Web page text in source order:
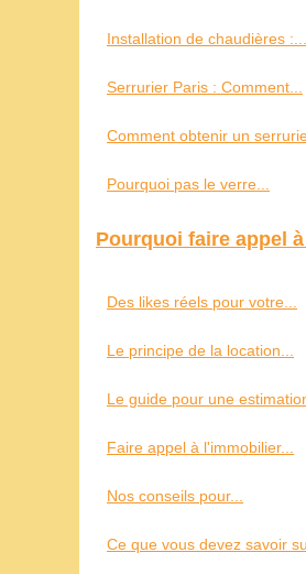
Installation de chaudières :...
Serrurier Paris : Comment...
Comment obtenir un
Pourquoi pas le verre...
Pourquoi faire appel
Des likes réels pour votre...
Le principe de la location...
Le guide pour une
Faire appel à l'immobilier...
Nos conseils pour...
Ce que vous devez savoir